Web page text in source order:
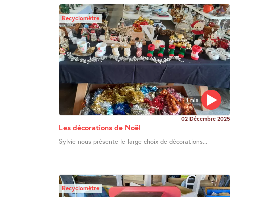
1 min
Recyclomètre
02 Décembre 2025
Les décorations de Noël
Sylvie nous présente le large choix de décorations...
Recyclomètre